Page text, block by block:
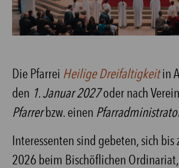
Die Pfarrei Heilige Dreifaltigkeitin
den 1. Januar 2027oder nach
Pfarrerbzw. einen
Interessenten sind gebeten, sich bis
2026 beim Bischöflichen